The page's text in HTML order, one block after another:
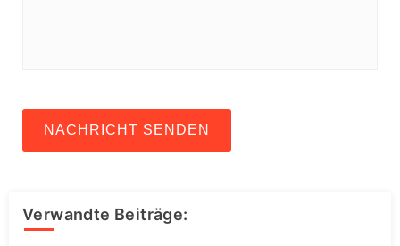
NACHRICHT SENDEN
Verwandte Beiträge: